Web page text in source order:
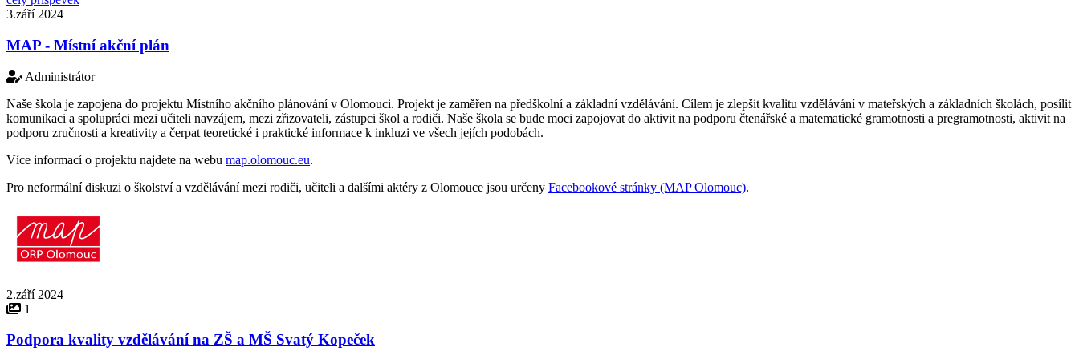
3.září 2024
MAP - Místní akční plán
Administrátor
Naše škola je zapojena do projektu Místního akčního plánování v Olomouci. Projekt je zaměřen na předškolní a základní vzdělávání. Cílem je zlepšit kvalitu vzdělávání v mateřských a základních školách, posílit
komunikaci a spolupráci mezi učiteli navzájem, mezi zřizovateli, zástupci škol a rodiči. Naše škola se bude moci zapojovat do aktivit na podporu čtenářské a matematické gramotnosti a pregramotnosti, aktivit na
podporu zručnosti a kreativity a čerpat teoretické i praktické informace k inkluzi ve všech jejích podobách.
Více informací o projektu najdete na webu map.olomouc.eu.
Pro neformální diskuzi o školství a vzdělávání mezi rodiči, učiteli a dalšími aktéry z Olomouce jsou určeny Facebookové stránky (MAP Olomouc).
2.září 2024
1
Podpora kvality vzdělávání na ZŠ a MŠ Svatý Kopeček